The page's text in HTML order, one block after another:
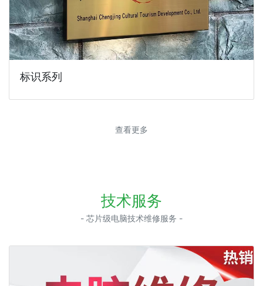
标识系列
查看更多
技术服务
- 芯片级电脑技术维修服务 -